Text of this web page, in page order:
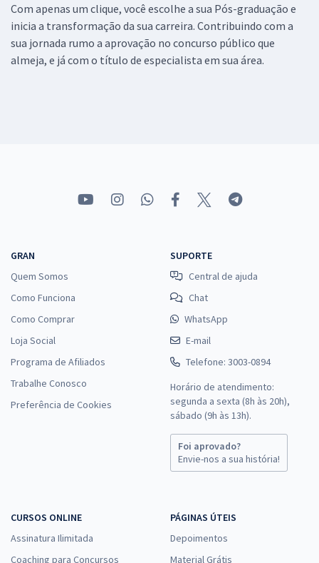
Com apenas um clique, você escolhe a sua Pós-graduação e
inicia a transformação da sua carreira. Contribuindo com a
sua jornada rumo a aprovação no concurso público que
almeja, e já com o título de especialista em sua área.
GRAN
Quem Somos
Como Funciona
Como Comprar
Loja Social
Programa de Afiliados
Trabalhe Conosco
Preferência de Cookies
SUPORTE
Central de ajuda
Chat
WhatsApp
E-mail
Telefone: 3003-0894
Horário de atendimento:
segunda a sexta (8h às 20h),
sábado (9h às 13h).
Foi aprovado?
Envie-nos a sua história!
CURSOS ONLINE
Assinatura Ilimitada
Coaching para Concursos
PÁGINAS ÚTEIS
Depoimentos
Material Grátis